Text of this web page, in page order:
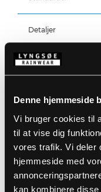
Denne hjemmeside
Vi bruger cookies til
til at vise dig
vores trafik. Vi deler
hjemmeside med
kan kombinere
Åndbar og vindtæt
Åndbarhed:
*Metervaren er
Detaljer
Skjult lynlås
En
En indvendig
Produktdata
Varenummer:
Vaskeanvisninger
Plejeinstruktioner: